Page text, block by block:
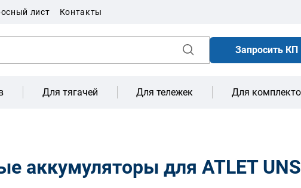
лист Контакты
Запросить КП
Для тягачей Для тележек Для
аккумуляторы для ATLET